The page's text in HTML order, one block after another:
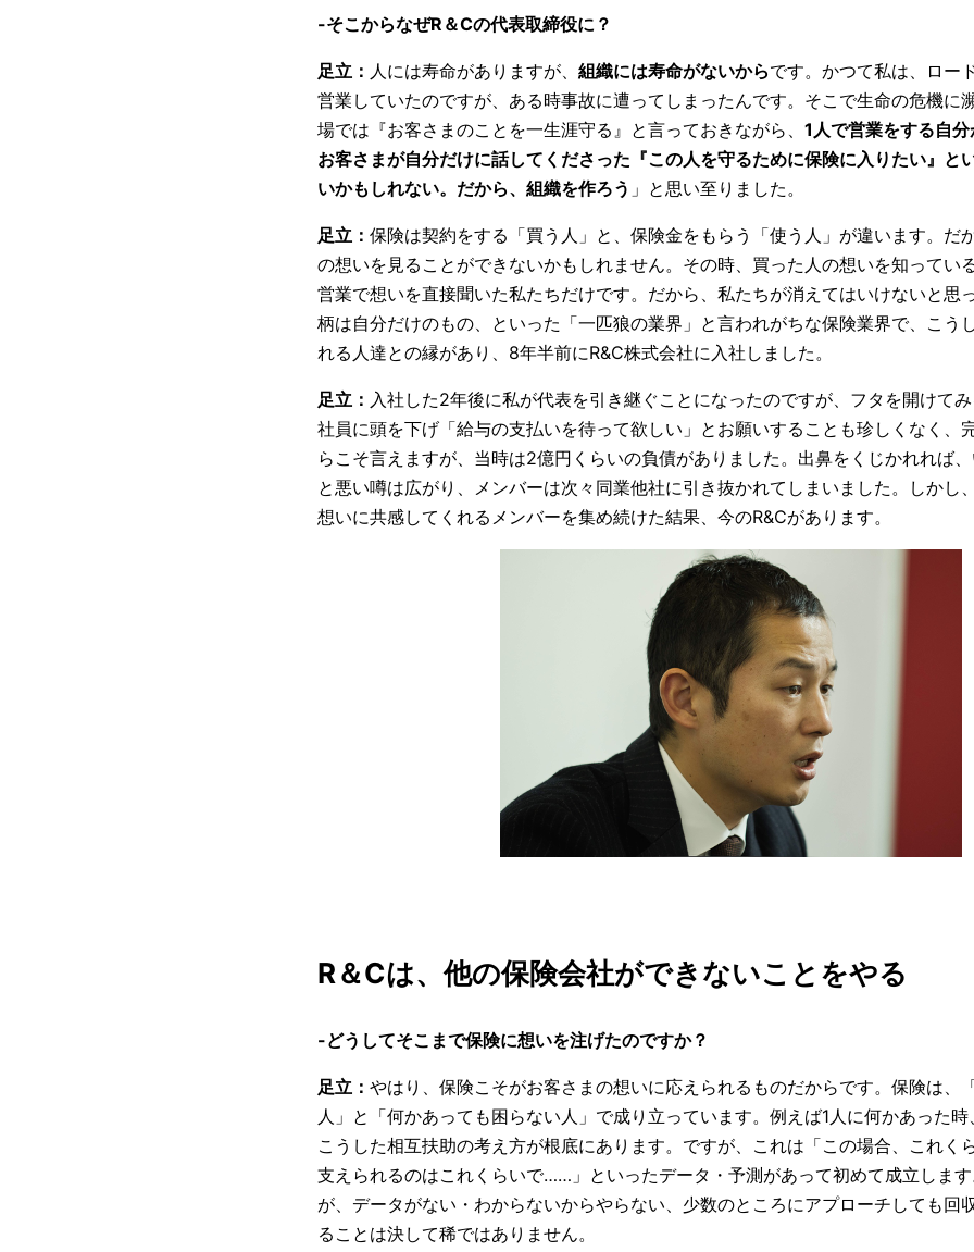
-そこからなぜR＆Cの代表取締役に？
足立： 人には寿命がありますが、 組織には寿命がないからです。かつて私は、ロー
営業していたのですが、ある時事故に遭ってしまったんです。そこで生命の危機に
場では『お客さまのことを一生涯守る』と言っておきながら、 1人で営業をする自
お客さまが自分だけに話してくださった『この人を守るために保険に入りたい』と
いかもしれない。だから、組織を作ろう 」と思い至りました。
足立： 保険は契約をする「買う人」と、保険金をもらう「使う人」が違います。だ
の想いを見ることができないかもしれません。その時、買った人の想いを知ってい
営業で想いを直接聞いた私たちだけです。だから、私たちが消えてはいけないと思
柄は自分だけのもの、といった「一匹狼の業界」と言われがちな保険業界で、こう
れる人達との縁があり、8年半前にR&C株式会社に入社しました。
足立： 入社した2年後に私が代表を引き継ぐことになったのですが、フタを開けて
社員に頭を下げ「給与の支払いを待って欲しい」とお願いすることも珍しくなく、
らこそ言えますが、当時は2億円くらいの負債がありました。出鼻をくじかれれば
と悪い噂は広がり、メンバーは次々同業他社に引き抜かれてしまいました。しかし
想いに共感してくれるメンバーを集め続けた結果、今のR&Cがあります。
R＆Cは、他の保険会社ができないことをやる
-どうしてそこまで保険に想いを注げたのですか？
足立： やはり、保険こそがお客さまの想いに応えられるものだからです。 保険は、
人」と「何かあっても困らない人」で成り立っています。例えば1人に何かあった
こうした相互扶助の考え方が根底にあります。ですが、これは「この場合、これく
支えられるのはこれくらいで……」といったデータ・予測があって初めて成立しま
が、データがない・わからないからやらない、少数のところにアプローチしても回
ることは決して稀ではありません。